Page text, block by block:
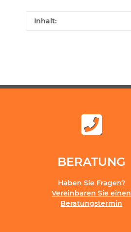
Produkteigenschaft
Wert
Inhalt:
BERATUNG
Haben Sie Fragen?
Vereinbaren Sie einen
Beratungstermin